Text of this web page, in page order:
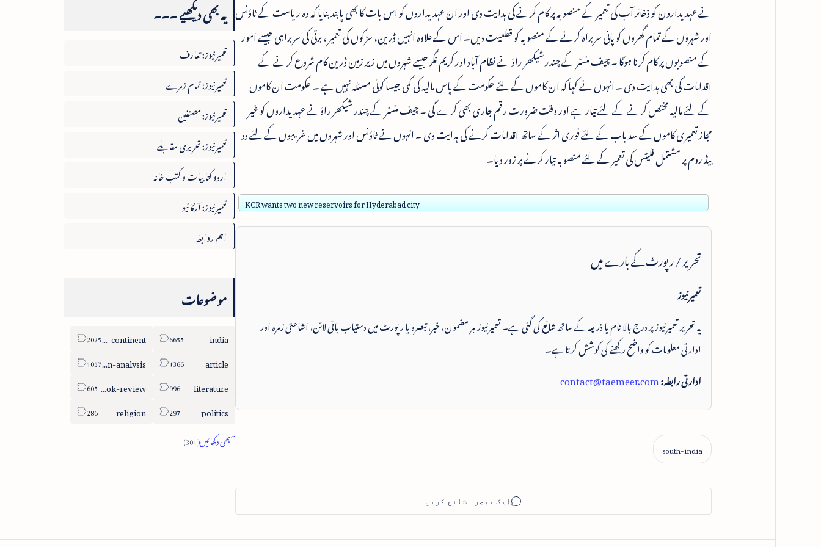
نے عہدیدارون کو ذخائر آب کی تعمیر کے منصوبہ پر کام کرنے کی ہدایت دی اور ان عہدیداروں کو اس بات کا بھی پابند بنایا کہ وہ ریاست کے ٹاؤنس
اور شہروں کے تمام گھروں کو پانی سربراہ کرنے کے منصوبہ کو قطعیت دیں۔ اس کے علاوہ انہیں ڈرین، سڑکوں کی تعمیر ، برقی کی سربراہی جیسے امور
کے منصوبوں پر کام کرنا ہوگا ۔ چیف منسٹر کے چندر شیکھر راؤ نے نظام آباد اور کریم نگر جیسے شہروں میں زیر زمین ڈرین کام شروع کرنے کے
اقدامات کی بھی ہدایت دی ۔ انہوں نے کہا کہ ان کاموں کے لئے حکومت کے پاس مالیہ کی کمی جیسا کوئی مسئلہ نہیں ہے ۔ حکومت ان کاموں
کے لئے مالیہ مختص کرنے کے لئے تیار ہے اور وقت ضرورت رقم جاری بھی کرے گی ۔ چیف منسٹر کے چندر شیکھر راؤنے عہدیداروں کو غیر
مجاز تعمیری کاموں کے سد باب کے لئے فوری اثر کے ساتھ اقدامات کرنے کی ہدایت دی ۔ انہوں نے ٹاؤنس اور شہروں میں غریبوں کے لئے دو
بیڈ روم پر مشتمل فلیٹس کی تعمیر کے لئے منصوبہ تیار کرنے پر زور دیا۔
KCR wants two new reservoirs for Hyderabad city
تحریر / رپورٹ کے بارے میں
تعمیرنیوز
یہ تحریر تعمیرنیوز پر درج بالا نام یا ذریعہ کے ساتھ شائع کی گئی ہے۔ تعمیرنیوز ہر مضمون، خبر، تبصرہ یا رپورٹ میں دستیاب بائی لائن، اشاعتی زمرہ اور
ادارتی معلومات کو واضح رکھنے کی کوشش کرتا ہے۔
ادارتی رابطہ:contact@taemeer.com
یہ بھی دیکھیے ۔۔۔
تعمیرنیوز: تعارف
تعمیرنیوز: تمام زمرے
تعمیرنیوز: مصنفین
تعمیرنیوز: تحریری مقابلے
اردو کتابیات و کتب خانہ
تعمیرنیوز: آرکائیو
اہم روابط
موضوعات
india
sub-continent
article
column-analysis
literature
book-review
politics
religion